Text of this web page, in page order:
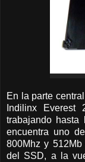
En la parte
Indilinx Everest
trabajando
encuentra uno
800Mhz y
del SSD, a la